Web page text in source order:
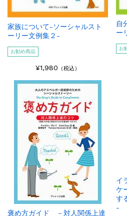
家族について-ソーシャルスト
ーリー文例集２-
お勧め商品
¥1,980 （税込）
自
ー
お
褒め方ガイド －対人関係上達
イ
ケ
す
-